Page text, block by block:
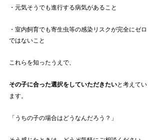
・元気そうでも進行する病気があること
・室内飼育でも寄生虫等の感染リスクが完全にゼロ
ではないこと
これらを知ったうえで、
その子に合った選択をしていただきたいと考えてい
ます。
「うちの子の場合はどうなんだろう？」